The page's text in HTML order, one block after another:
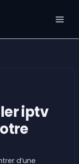
iptv
d’une